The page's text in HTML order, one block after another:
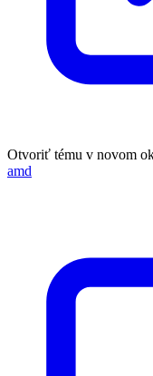
Otvoriť tému v novom
amd